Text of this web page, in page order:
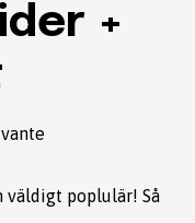
+
väldigt poplulär! Så